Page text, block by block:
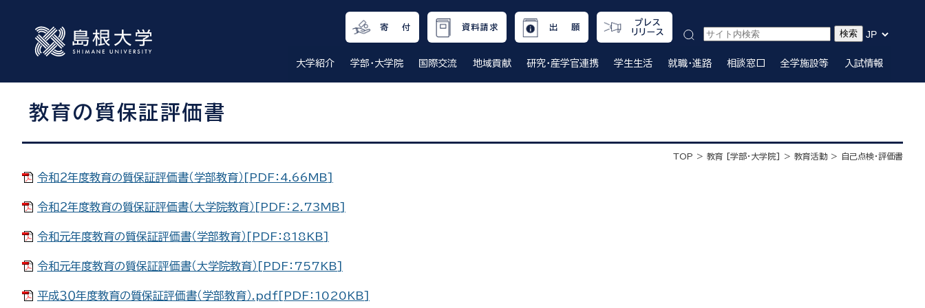
寄 付 資料請求 出 願
プレス
リリース
大学紹介 学部・大学院 国際交流 地域貢献 研究・産学官連携 学生生活 就職・進路 相談窓口 全学施設等 入試情報
教育の質保証評価書
TOP 教育 [学部・大学院] 教育活動 自己点検・評価書
令和２年度教育の質保証評価書（学部教育）[PDF：4.66MB]
令和２年度教育の質保証評価書（大学院教育）[PDF：2.73MB]
令和元年度教育の質保証評価書（学部教育）[PDF：818KB]
令和元年度教育の質保証評価書（大学院教育）[PDF：757KB]
平成３０年度教育の質保証評価書（学部教育）.pdf[PDF：1020KB]